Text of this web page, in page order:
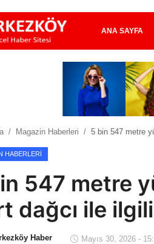
ANA SAYFA
Magazin Haberleri 5 bin 547 metre
HABERLERI
547 metre
dağcı ile
Haber Mayıs 30, 2026 -